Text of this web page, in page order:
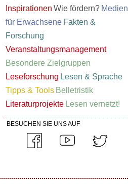
Inspirationen Wie fördern? Medien
für Erwachsene Fakten &
Forschung
Veranstaltungsmanagement
Besondere Zielgruppen
Leseforschung Lesen & Sprache
Tipps & Tools Belletristik
Literaturprojekte Lesen vernetzt!
BESUCHEN SIE UNS AUF